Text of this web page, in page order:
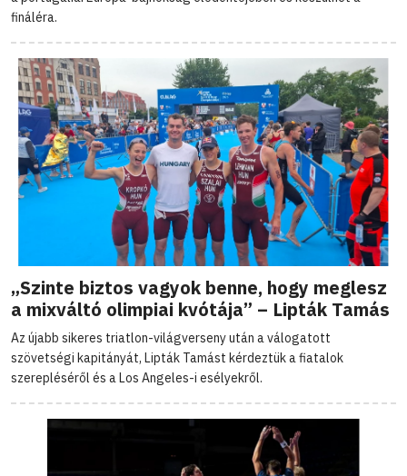
fináléra.
„Szinte biztos vagyok benne, hogy meglesz
a mixváltó olimpiai kvótája” – Lipták Tamás
Az újabb sikeres triatlon-világverseny után a válogatott
szövetségi kapitányát, Lipták Tamást kérdeztük a fiatalok
szerepléséről és a Los Angeles-i esélyekről.